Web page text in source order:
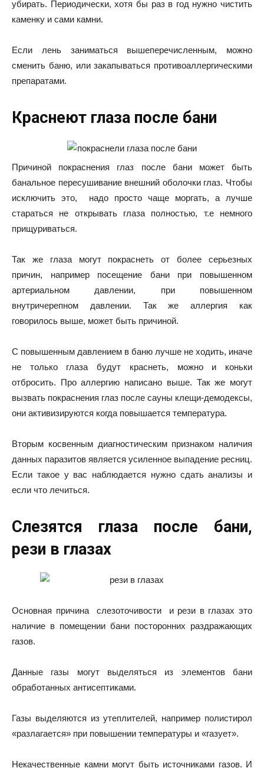
убирать. Периодически, хотя бы раз в год нужно чистить
каменку и сами камни.
Если лень заниматься вышеперечисленным, можно
сменить баню, или закапываться противоаллергическими
препаратами.
Краснеют глаза после бани
Причиной покраснения глаз после бани может быть
банальное пересушивание внешний оболочки глаз. Чтобы
исключить это, надо просто чаще моргать, а лучше
стараться не открывать глаза полностью, т.е немного
прищуриваться.
Так же глаза могут покраснеть от более серьезных
причин, например посещение бани при повышенном
артериальном давлении, при повышенном
внутричерепном давлении. Так же аллергия как
говорилось выше, может быть причиной.
С повышенным давлением в баню лучше не ходить, иначе
не только глаза будут краснеть, можно и коньки
отбросить. Про аллергию написано выше. Так же могут
вызвать покраснения глаз после сауны клещи-демодексы,
они активизируются когда повышается температура.
Вторым косвенным диагностическим признаком наличия
данных паразитов является усиленное выпадение ресниц.
Если такое у вас наблюдается нужно сдать анализы и
если что лечиться.
Слезятся глаза после бани,
рези в глазах
Основная причина слезоточивости и рези в глазах это
наличие в помещении бани посторонних раздражающих
газов.
Данные газы могут выделяться из элементов бани
обработанных антисептиками.
Газы выделяются из утеплителей, например полистирол
«разлагается» при повышении температуры и «газует».
Некачественные камни могут быть источниками газов. И